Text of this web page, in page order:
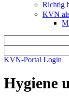
Richtig
KVN
KVN-Portal Login
Hygiene